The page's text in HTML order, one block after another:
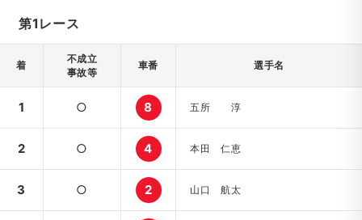
第1レース
着
不成立
事故等
車番 選手名
1 ○ 8 五所 淳
2 ○ 4 本田 仁恵
3 ○ 2 山口 航太